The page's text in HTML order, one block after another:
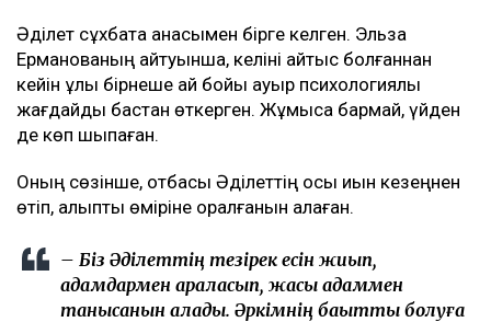
Әділет сұхбатқа анасымен бірге келген. Эльза
Ерманованың айтуынша, келіні қайтыс болғаннан
кейін ұлы бірнеше ай бойы ауыр психологиялық
жағдайды бастан өткерген. Жұмысқа бармай, үйден
де көп шықпаған.
Оның сөзінше, отбасы Әділеттің осы қиын кезеңнен
өтіп, қалыпты өміріне оралғанын қалаған.
– Біз Әділеттің тезірек есін жиып,
адамдармен араласып, жақсы адаммен
танысқанын қаладық. Әркімнің бақытты болуға